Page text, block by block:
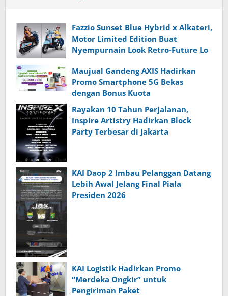
Fazzio Sunset Blue Hybrid x Alkateri,
Motor Limited Edition Buat
Nyempurnain Look Retro-Future Lo
Maujual Gandeng AXIS Hadirkan
Promo Smartphone 5G Bekas
dengan Bonus Kuota
Rayakan 10 Tahun Perjalanan,
Inspire Artistry Hadirkan Block
Party Terbesar di Jakarta
KAI Daop 2 Imbau Pelanggan Datang
Lebih Awal Jelang Final Piala
Presiden 2026
KAI Logistik Hadirkan Promo
“Merdeka Ongkir” untuk
Pengiriman Paket